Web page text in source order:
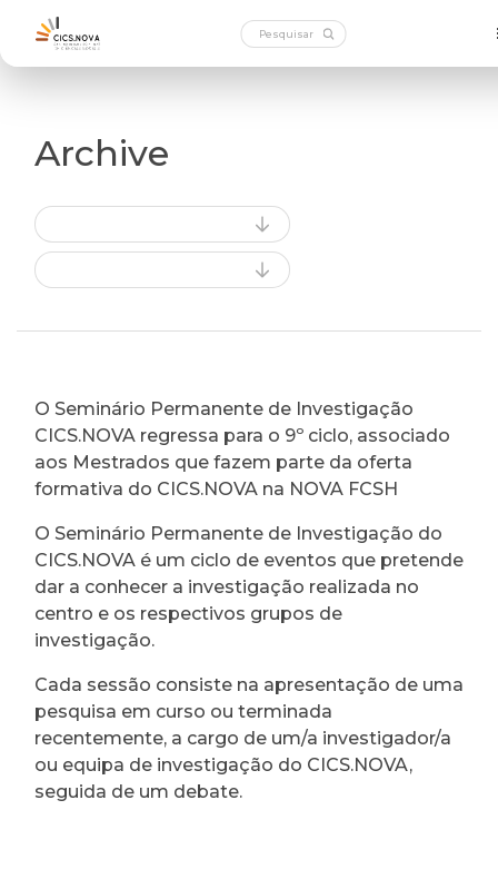
Archive
O Seminário Permanente de Investigação
CICS.NOVA regressa para o 9º ciclo, associado
aos Mestrados que fazem parte da oferta
formativa do CICS.NOVA na NOVA FCSH
O Seminário Permanente de Investigação do
CICS.NOVA é um ciclo de eventos que pretende
dar a conhecer a investigação realizada no
centro e os respectivos grupos de
investigação.
Cada sessão consiste na apresentação de uma
pesquisa em curso ou terminada
recentemente, a cargo de um/a investigador/a
ou equipa de investigação do CICS.NOVA,
seguida de um debate.